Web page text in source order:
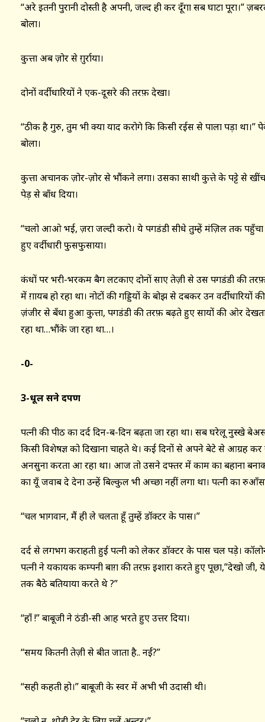
“अरे इतनी पुरानी दोस्ती है अपनी, जल्द ही कर दूँगा सब घाटा पूरा।”
बोला।
कुत्ता अब ज़ोर से ग़ुर्राया।
दोनों वर्दीधारियों ने एक-दूसरे की तरफ़ देखा।
“ठीक है गुरु, तुम भी क्या याद करोगे कि किसी रईस से पाला पड़ा
बोला।
कुत्ता अचानक ज़ोर-ज़ोर से भौंकने लगा। उसका साथी कुत्ते के पट्टे से
पेड़ से बाँध दिया।
“चलो आओ भई, ज़रा जल्दी करो। ये पगडंडी सीधे तुम्हें मंज़िल तक पहुँचा
हुए वर्दीधारी फुसफुसाया।
कंधों पर भरी-भरकम बैग लटकाए दोनों साए तेज़ी से उस पगडंडी की
में ग़ायब हो रहा था। नोटों की गड्डियों के बोझ से दबकर उन वर्दीधारियों
ज़ंजीर से बँधा हुआ कुत्ता, पगडंडी की तरफ़ बढ़ते हुए सायों की ओर
रहा था…भौंके जा रहा था…।
-0-
3-धूल सने दर्पण
पत्नी की पीठ का दर्द दिन-ब-दिन बढ़ता जा रहा था। सब घरेलू नुस्खे
किसी विशेषज्ञ को दिखाना चाहते थे। कई दिनों से अपने बेटे से आग्रह कर
अनसुना करता आ रहा था। आज तो उसने दफ्तर में काम का बहाना
का यूँ जवाब दे देना उन्हें बिल्कुल भी अच्छा नहीं लगा था। पत्नी का
“चल भागवान, मैं ही ले चलता हूँ तुम्हें डॉक्टर के पास।”
दर्द से लगभग कराहती हुई पत्नी को लेकर डॉक्टर के पास चल पड़े।
पत्नी ने यकायक कम्पनी बाग़ की तरफ़ इशारा करते हुए पूछा,”देखो जी,
तक बैठे बतियाया करते थे ?”
“हाँ !” बाबूजी ने ठंडी-सी आह भरते हुए उत्तर दिया।
“समय कितनी तेज़ी से बीत जाता है.. नईं?”
“सही कहती हो।” बाबूजी के स्वर में अभी भी उदासी थी।